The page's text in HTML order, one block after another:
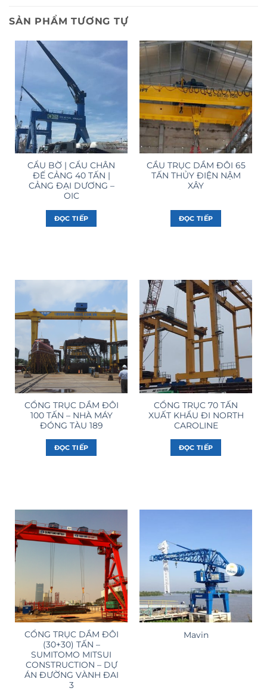
SẢN PHẨM TƯƠNG TỰ
CẨU BỜ | CẨU CHÂN
ĐẾ CẢNG 40 TẤN |
CẢNG ĐẠI DƯƠNG –
OIC
ĐỌC TIẾP
CẦU TRỤC DẦM ĐÔI 65
TẤN THỦY ĐIỆN NẬM
XÂY
ĐỌC TIẾP
CỔNG TRỤC DẦM ĐÔI
100 TẤN – NHÀ MÁY
ĐÓNG TÀU 189
ĐỌC TIẾP
CỔNG TRỤC 70 TẤN
XUẤT KHẨU ĐI NORTH
CAROLINE
ĐỌC TIẾP
CỔNG TRỤC DẦM ĐÔI
(30+30) TẤN –
SUMITOMO MITSUI
CONSTRUCTION – DỰ
ÁN ĐƯỜNG VÀNH ĐAI
3
Mavin